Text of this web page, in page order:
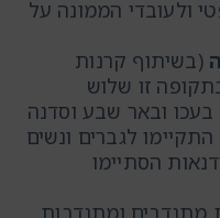
ולעובדי הממונה על
(בשיתוף קרנות
זו שלוש
ובאר שבע וסדנה
לגברים ונשים
הסתיימו
מתנדבים ומתנדבות